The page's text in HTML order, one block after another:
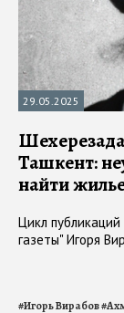
29.05.2025
Ташкент:
найти
Цикл
газеты" Игоря
#Игорь Вирабов#